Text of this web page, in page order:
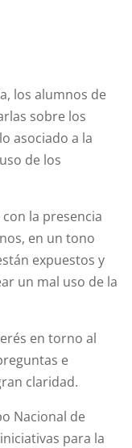
los alumnos de
sobre los
asociado a la
de los
la presencia
en un tono
expuestos y
un mal uso de la
en torno al
e
claridad.
Nacional de
para la